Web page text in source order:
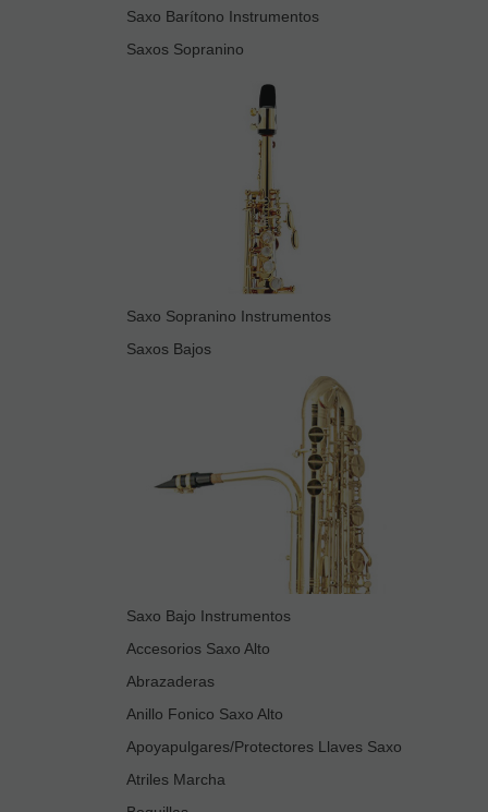
Saxo Barítono Instrumentos
Saxos Sopranino
Saxo Sopranino Instrumentos
Saxos Bajos
Saxo Bajo Instrumentos
Accesorios Saxo Alto
Abrazaderas
Anillo Fonico Saxo Alto
Apoyapulgares/Protectores Llaves Saxo
Atriles Marcha